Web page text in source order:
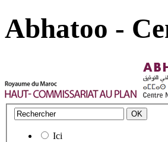
Abhatoo -
Ici